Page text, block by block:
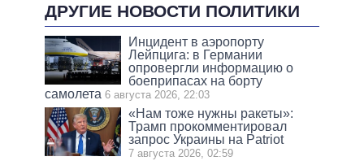
ДРУГИЕ НОВОСТИ ПОЛИТИКИ
Инцидент в аэропорту
Лейпцига: в Германии
опровергли информацию о
боеприпасах на борту
самолета 6 августа 2026, 22:03
«Нам тоже нужны ракеты»:
Трамп прокомментировал
запрос Украины на Patriot
7 августа 2026, 02:59